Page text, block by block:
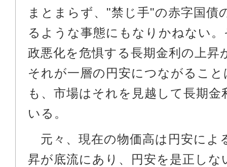
まとまらず、"禁じ手"の赤字国債
るような事態にもなりかねない
政悪化を危惧する長期金利の上昇
それが一層の円安につながること
も、市場はそれを見越して長期金
いる。
元々、現在の物価高は円安によ
昇が底流にあり、円安を是正しな